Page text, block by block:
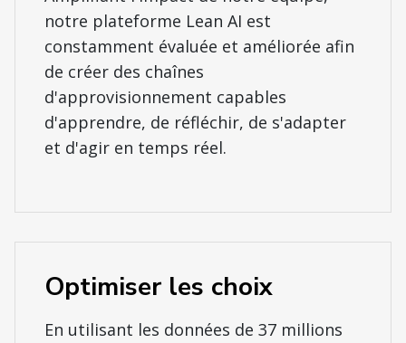
notre plateforme Lean AI est
constamment évaluée et améliorée afin
de créer des chaînes
d'approvisionnement capables
d'apprendre, de réfléchir, de s'adapter
et d'agir en temps réel.
Optimiser les choix
En utilisant les données de 37 millions